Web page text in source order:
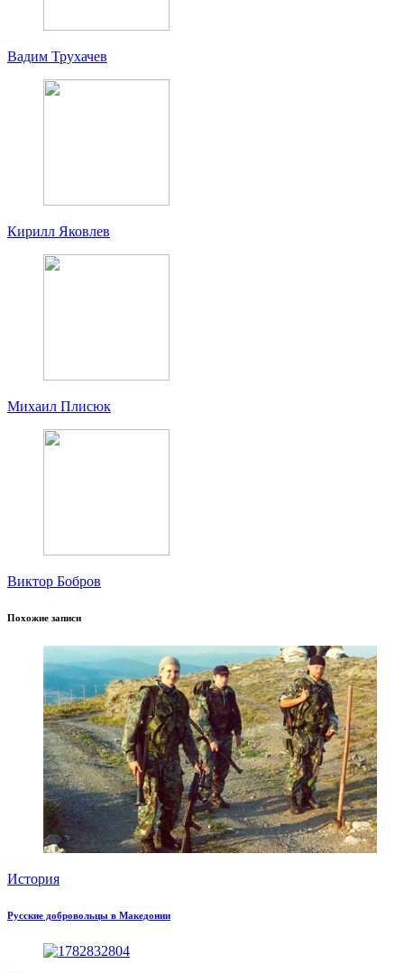
Вадим Трухачев
Кирилл Яковлев
Михаил Плисюк
Виктор Бобров
Похожие записи
История
Русские добровольцы в Македонии